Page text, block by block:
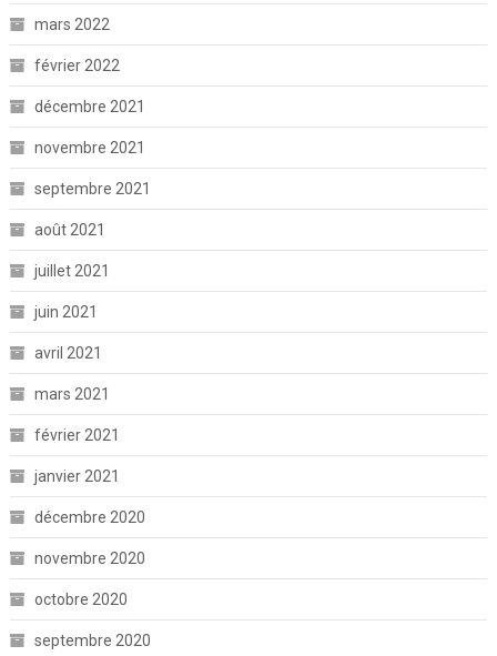
mars 2022
février 2022
décembre 2021
novembre 2021
septembre 2021
août 2021
juillet 2021
juin 2021
avril 2021
mars 2021
février 2021
janvier 2021
décembre 2020
novembre 2020
octobre 2020
septembre 2020